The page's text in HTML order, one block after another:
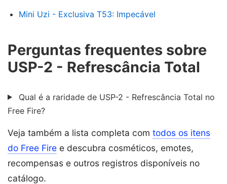
Mini Uzi - Exclusiva T53: Impecável
Perguntas frequentes sobre
USP-2 - Refrescância Total
Qual é a raridade de USP-2 - Refrescância Total no
Free Fire?
Veja também a lista completa com todos os itens
do Free Fire e descubra cosméticos, emotes,
recompensas e outros registros disponíveis no
catálogo.